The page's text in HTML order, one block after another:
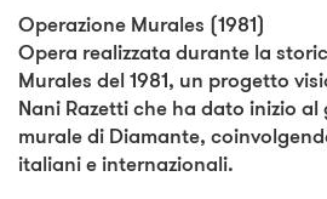
Operazione Murales (1981)
Opera realizzata durante la
Murales del 1981, un progetto
Nani Razetti che ha dato inizio
murale di Diamante,
italiani e internazionali.